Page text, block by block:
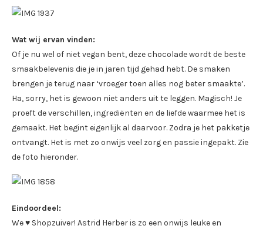
Wat wij ervan vinden:
Of je nu wel of niet vegan bent, deze chocolade wordt de beste
smaakbelevenis die je in jaren tijd gehad hebt. De smaken
brengen je terug naar ‘vroeger toen alles nog beter smaakte’.
Ha, sorry, het is gewoon niet anders uit te leggen. Magisch! Je
proeft de verschillen, ingrediënten en de liefde waarmee het is
gemaakt. Het begint eigenlijk al daarvoor. Zodra je het pakketje
ontvangt. Het is met zo onwijs veel zorg en passie ingepakt. Zie
de foto hieronder.
Eindoordeel:
We ♥ Shopzuiver! Astrid Herber is zo een onwijs leuke en